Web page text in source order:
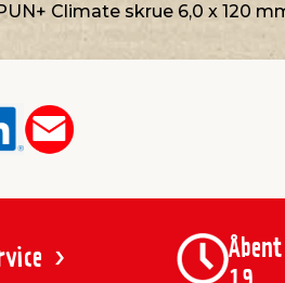
Climate skrue 6,0 x 120